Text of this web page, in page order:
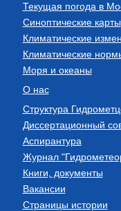
Текущая погода в
Синоптические карты
Климатические
Климатические
Моря и океаны
О нас
Структура
Диссертационный
Аспирантура
Журнал
Книги, документы
Вакансии
Страницы истории